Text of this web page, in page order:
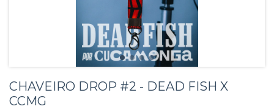
CHAVEIRO DROP #2 - DEAD FISH X
CCMG